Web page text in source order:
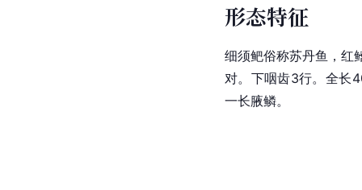
形态特征
细须鲃俗称苏丹鱼，红
对。下咽齿3行。全长
一长腋鳞。